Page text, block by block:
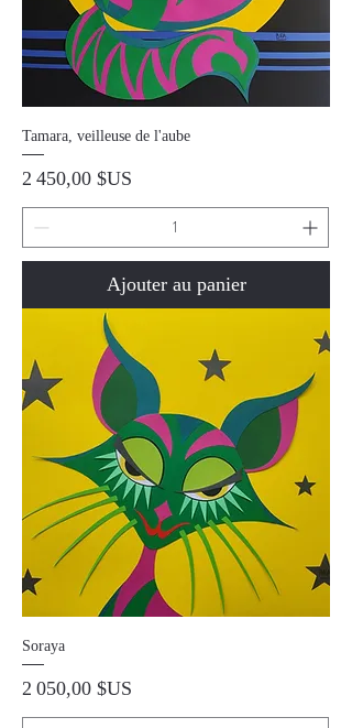
Tamara, veilleuse de l'aube
Prix
2 450,00 $US
Ajouter au panier
Soraya
Prix
2 050,00 $US